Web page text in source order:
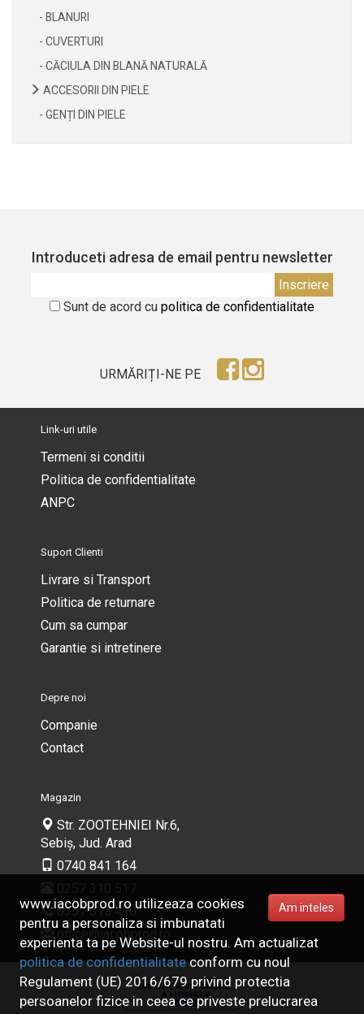
- BLANURI
- CUVERTURI
- CĂCIULA DIN BLANĂ NATURALĂ
ACCESORII DIN PIELE
- GENȚI DIN PIELE
Introduceti adresa de email pentru newsletter
Sunt de acord cu politica de confidentialitate
URMĂRIȚI-NE PE
Link-uri utile
Termeni si conditii
Politica de confidentialitate
ANPC
Suport Clienti
Livrare si Transport
Politica de returnare
Cum sa cumpar
Garantie si intretinere
Depre noi
Companie
Contact
Magazin
Str. ZOOTEHNIEI Nr.6,
Sebiș, Jud. Arad
0740 841 164
0357 815 490
office@iacobprod.ro
Am inteles
www.iacobprod.ro utilizeaza cookies
pentru a personaliza si imbunatati
experienta ta pe Website-ul nostru. Am actualizat
politica de confidentialitate conform cu noul
Regulament (UE) 2016/679 privind protectia
persoanelor fizice in ceea ce priveste prelucrarea